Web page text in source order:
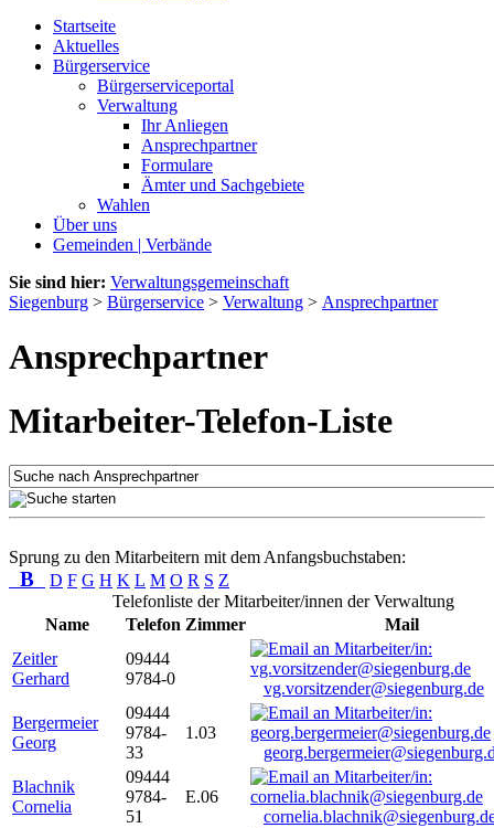
Startseite
Aktuelles
Bürgerservice
Bürgerserviceportal
Verwaltung
Ihr Anliegen
Ansprechpartner
Formulare
Ämter und Sachgebiete
Wahlen
Über uns
Gemeinden | Verbände
Sie sind hier: Verwaltungsgemeinschaft
Siegenburg > Bürgerservice > Verwaltung > Ansprechpartner
Ansprechpartner
Mitarbeiter-Telefon-Liste
Sprung zu den Mitarbeitern mit dem Anfangsbuchstaben:
B D F G H K L M O R S Z
Telefonliste der Mitarbeiter/innen der Verwaltung
Name
Telefon Zimmer
Mail
Zeitler
Gerhard
09444
9784-0
vg.vorsitzender@siegenburg.de
Bergermeier
Georg
09444
9784-
33
1.03
Blachnik
Cornelia
09444
9784-
51
E.06